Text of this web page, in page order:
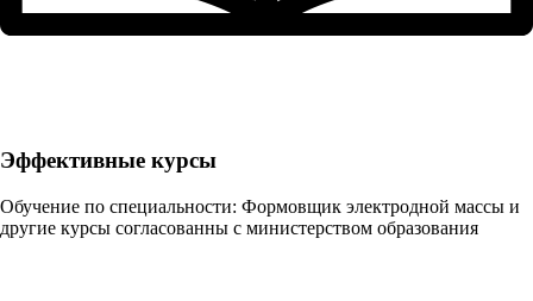
Эффективные курсы
Обучение по специальности: Формовщик электродной массы и
другие курсы согласованны с министерством образования